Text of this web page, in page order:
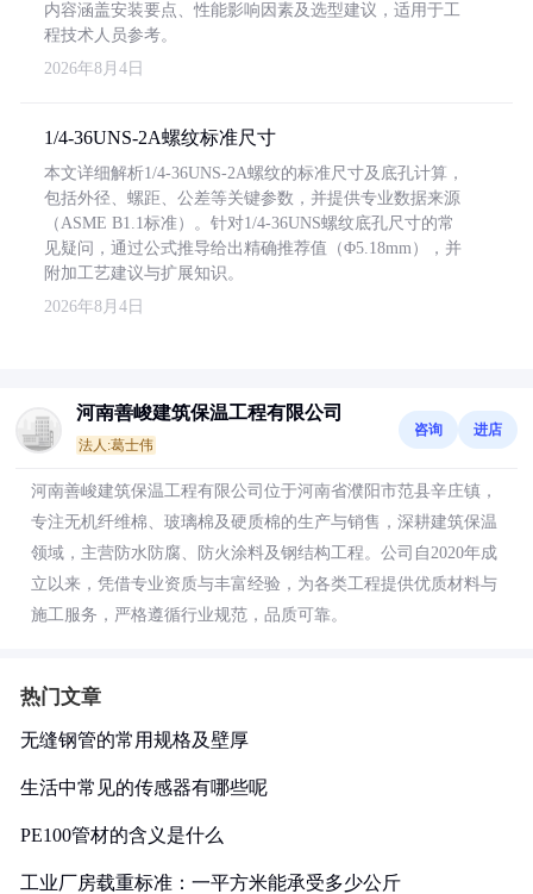
内容涵盖安装要点、性能影响因素及选型建议，适用于工
程技术人员参考。
2026年8月4日
1/4-36UNS-2A螺纹标准尺寸
本文详细解析1/4-36UNS-2A螺纹的标准尺寸及底孔计算，
包括外径、螺距、公差等关键参数，并提供专业数据来源
（ASME B1.1标准）。针对1/4-36UNS螺纹底孔尺寸的常
见疑问，通过公式推导给出精确推荐值（Φ5.18mm），并
附加工艺建议与扩展知识。
2026年8月4日
河南善峻建筑保温工程有限公司
法人:葛士伟
咨询 进店
河南善峻建筑保温工程有限公司位于河南省濮阳市范县辛庄镇，
专注无机纤维棉、玻璃棉及硬质棉的生产与销售，深耕建筑保温
领域，主营防水防腐、防火涂料及钢结构工程。公司自2020年成
立以来，凭借专业资质与丰富经验，为各类工程提供优质材料与
施工服务，严格遵循行业规范，品质可靠。
热门文章
无缝钢管的常用规格及壁厚
生活中常见的传感器有哪些呢
PE100管材的含义是什么
工业厂房载重标准：一平方米能承受多少公斤